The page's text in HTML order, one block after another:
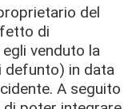
del
di
venduto la
defunto) in data
A seguito